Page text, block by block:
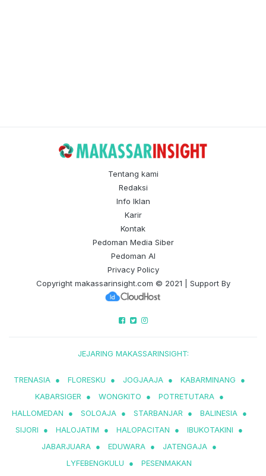
Tentang kami
Redaksi
Info Iklan
Karir
Kontak
Pedoman Media Siber
Pedoman AI
Privacy Policy
Copyright makassarinsight.com © 2021 | Support By
JEJARING MAKASSARINSIGHT:
TRENASIA ● FLORESKU ● JOGJAAJA ● KABARMINANG
●
KABARSIGER
● WONGKITO ● POTRETUTARA ●
HALLOMEDAN
● SOLOAJA ● STARBANJAR ● BALINESIA ●
SIJORI
● HALOJATIM ● HALOPACITAN ● IBUKOTAKINI
●
JABARJUARA ● EDUWARA ● JATENGAJA ●
LYFEBENGKULU
● PESENMAKAN